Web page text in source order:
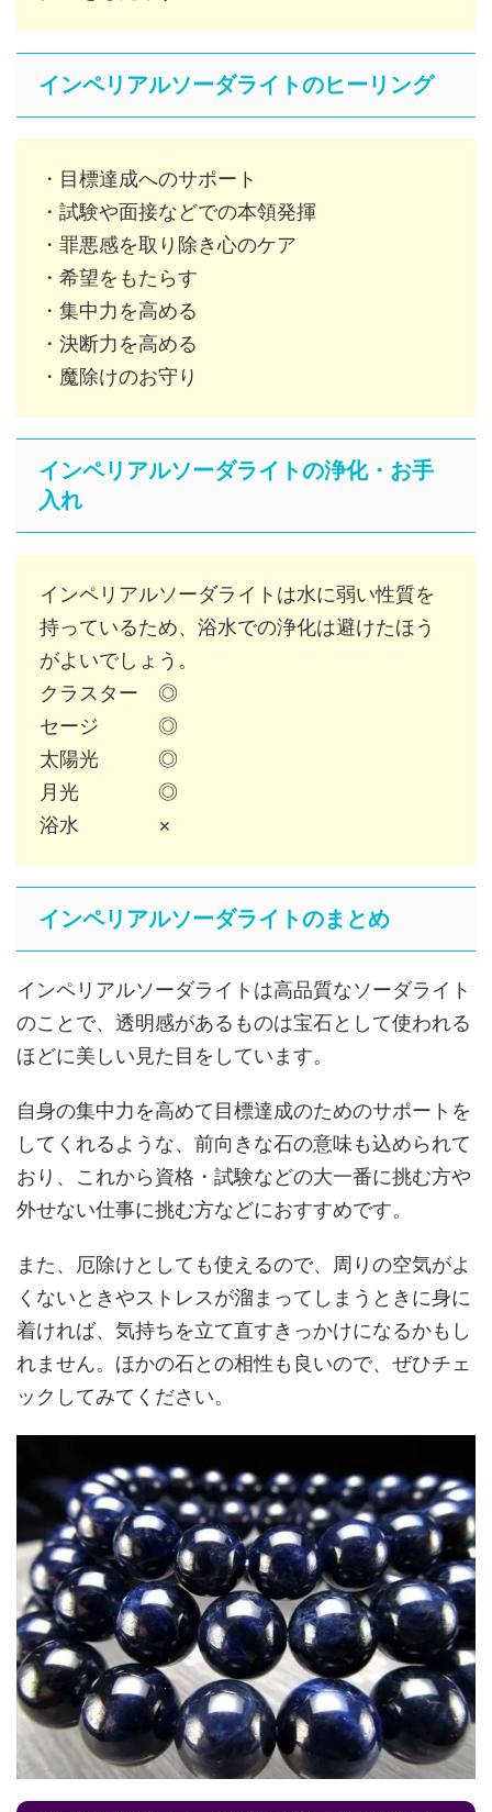
インペリアルソーダライトのヒーリング
・目標達成へのサポート
・試験や面接などでの本領発揮
・罪悪感を取り除き心のケア
・希望をもたらす
・集中力を高める
・決断力を高める
・魔除けのお守り
インペリアルソーダライトの浄化・お手
入れ
インペリアルソーダライトは水に弱い性質を
持っているため、浴水での浄化は避けたほう
がよいでしょう。
クラスター ◎
セージ ◎
太陽光 ◎
月光 ◎
浴水 ×
インペリアルソーダライトのまとめ
インペリアルソーダライトは高品質なソーダライト
のことで、透明感があるものは宝石として使われる
ほどに美しい見た目をしています。
自身の集中力を高めて目標達成のためのサポートを
してくれるような、前向きな石の意味も込められて
おり、これから資格・試験などの大一番に挑む方や
外せない仕事に挑む方などにおすすめです。
また、厄除けとしても使えるので、周りの空気がよ
くないときやストレスが溜まってしまうときに身に
着ければ、気持ちを立て直すきっかけになるかもし
れません。ほかの石との相性も良いので、ぜひチェ
ックしてみてください。